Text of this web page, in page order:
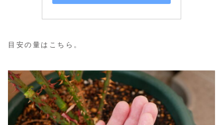
目安の量はこちら。